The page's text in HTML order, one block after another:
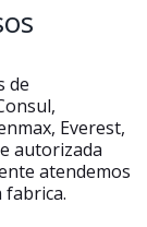
de
Everest,
autorizada
atendemos